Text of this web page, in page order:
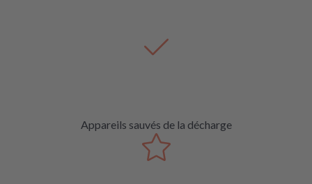
Appareils sauvés de la décharge